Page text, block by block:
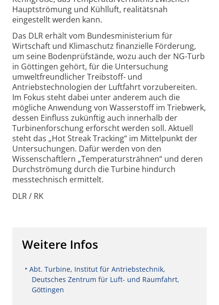
Hauptströmung und Kühlluft, realitätsnah
eingestellt werden kann.
Das DLR erhält vom Bundesministerium für
Wirtschaft und Klimaschutz finanzielle Förderung,
um seine Bodenprüfstände, wozu auch der NG-Turb
in Göttingen gehört, für die Untersuchung
umweltfreundlicher Treibstoff- und
Antriebstechnologien der Luftfahrt vorzubereiten.
Im Fokus steht dabei unter anderem auch die
mögliche Anwendung von Wasserstoff im Triebwerk,
dessen Einfluss zukünftig auch innerhalb der
Turbinenforschung erforscht werden soll. Aktuell
steht das „Hot Streak Tracking“ im Mittelpunkt der
Untersuchungen. Dafür werden von den
Wissenschaftlern „Temperatursträhnen“ und deren
Durchströmung durch die Turbine hindurch
messtechnisch ermittelt.
DLR / RK
Weitere Infos
Abt. Turbine, Institut für Antriebstechnik,
Deutsches Zentrum für Luft- und Raumfahrt,
Göttingen